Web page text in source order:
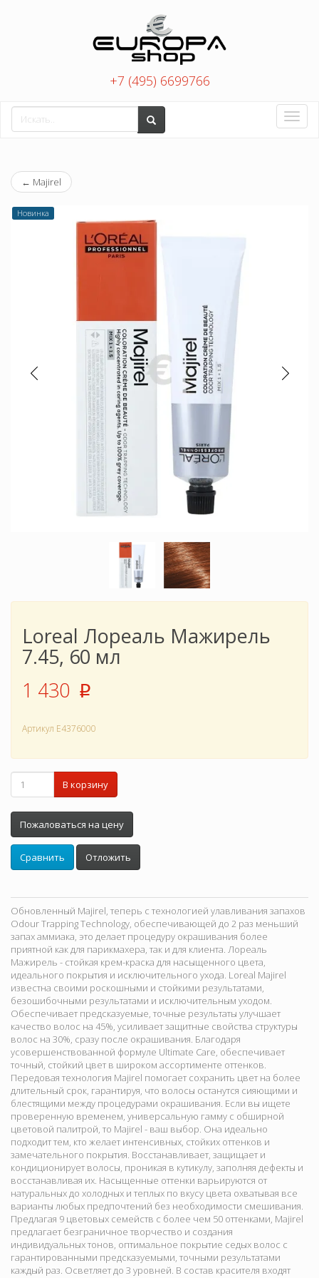
+7 (495) 6699766
Toggle
← Majirel
Новинка
Loreal Лореаль Мажирель
7.45, 60 мл
1 430 p
Артикул E4376000
В корзину
Пожаловаться на цену
Сравнить Отложить
Обновленный Majirel, теперь с технологией улавливания запахов
Odour Trapping Technology, обеспечивающей до 2 раз меньший
запах аммиака, это делает процедуру окрашивания более
приятной как для парикмахера, так и для клиента. Лореаль
Мажирель - стойкая крем-краска для насыщенного цвета,
идеального покрытия и исключительного ухода. Loreal Majirel
известна своими роскошными и стойкими результатами,
безошибочными результатами и исключительным уходом.
Обеспечивает предсказуемые, точные результаты улучшает
качество волос на 45%, усиливает защитные свойства структуры
волос на 30%, сразу после окрашивания. Благодаря
усовершенствованной формуле Ultimate Care, обеспечивает
точный, стойкий цвет в широком ассортименте оттенков.
Передовая технология Majirel помогает сохранить цвет на более
длительный срок, гарантируя, что волосы останутся сияющими и
блестящими между процедурами окрашивания. Если вы ищете
проверенную временем, универсальную гамму с обширной
цветовой палитрой, то Majirel - ваш выбор. Она идеально
подходит тем, кто желает интенсивных, стойких оттенков и
замечательного покрытия. Восстанавливает, защищает и
кондиционирует волосы, проникая в кутикулу, заполняя дефекты и
восстанавливая их. Насыщенные оттенки варьируются от
натуральных до холодных и теплых по вкусу цвета охватывая все
варианты любых предпочтений без необходимости смешивания.
Предлагая 9 цветовых семейств с более чем 50 оттенками, Majirel
предлагает безграничное творчество и создания
индивидуальных тонов, оптимальное покрытие седых волос с
гарантированными предсказуемыми, точными результатами
каждый раз. Осветляет до 3 уровней. В состав красителя входят